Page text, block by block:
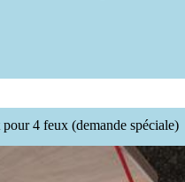
pour 4 feux (demande spéciale)